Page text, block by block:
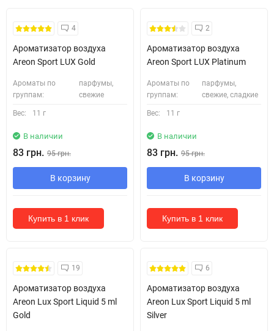
4
Ароматизатор воздуха
Areon Sport LUX Gold
Ароматы по
группам:
парфумы,
свежие
Вес: 11 г
В наличии
83 грн. 95 грн.
В корзину
Купить в 1 клик
2
Ароматизатор воздуха
Areon Sport LUX Platinum
Ароматы по
группам:
парфумы,
свежие, сладкие
Вес: 11 г
В наличии
83 грн. 95 грн.
В корзину
Купить в 1 клик
19
Ароматизатор воздуха
Areon Lux Sport Liquid 5 ml
Gold
6
Ароматизатор воздуха
Areon Lux Sport Liquid 5 ml
Silver